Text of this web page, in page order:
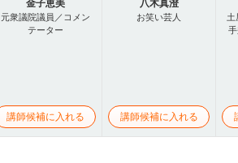
金子恵美
元衆議院議員／コメン
テーター
講師候補に入れる
八木真澄
お笑い芸人
講師候補に入れる
土